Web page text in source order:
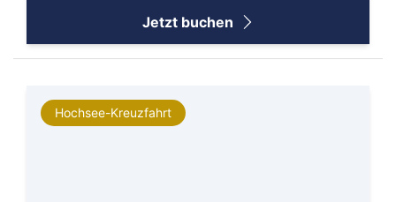
Jetzt buchen
Hochsee-Kreuzfahrt